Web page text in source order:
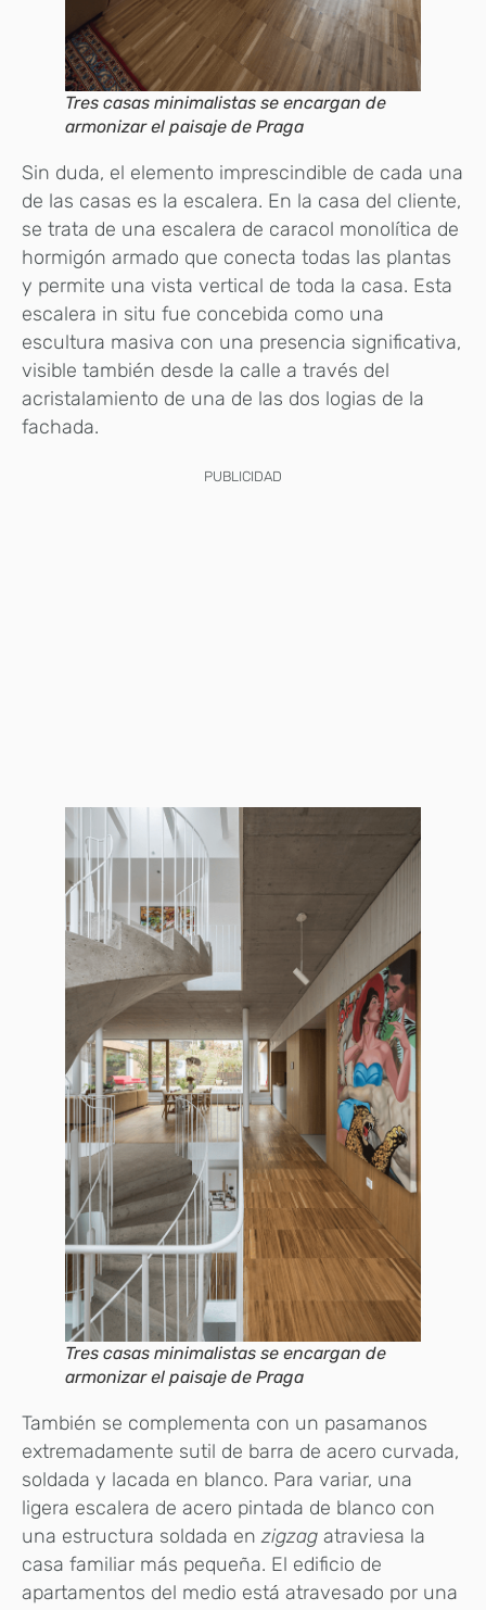
Tres casas minimalistas se encargan de
armonizar el paisaje de Praga
Sin duda, el elemento imprescindible de cada una
de las casas es la escalera. En la casa del cliente,
se trata de una escalera de caracol monolítica de
hormigón armado que conecta todas las plantas
y permite una vista vertical de toda la casa. Esta
escalera in situ fue concebida como una
escultura masiva con una presencia significativa,
visible también desde la calle a través del
acristalamiento de una de las dos logias de la
fachada.
PUBLICIDAD
Tres casas minimalistas se encargan de
armonizar el paisaje de Praga
También se complementa con un pasamanos
extremadamente sutil de barra de acero curvada,
soldada y lacada en blanco. Para variar, una
ligera escalera de acero pintada de blanco con
una estructura soldada en zigzag atraviesa la
casa familiar más pequeña. El edificio de
apartamentos del medio está atravesado por una